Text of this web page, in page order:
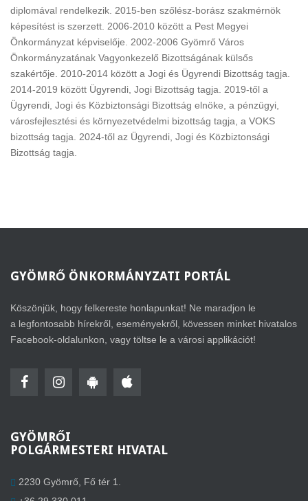
diplomával rendelkezik. 2015-ben szőlész-borász szakmérnök
képesítést is szerzett. 2006-2010 között a Pest Megyei
Önkormányzat képviselője. 2002-2006 Gyömrő Város
Önkormányzatának Vagyonkezelő Bizottságának külsős
szakértője. 2010-2014 között a Jogi és Ügyrendi Bizottság tagja.
2014-2019 között Ügyrendi, Jogi Bizottság tagja. 2019-től a
Ügyrendi, Jogi és Közbiztonsági Bizottság elnöke, a pénzügyi,
városfejlesztési és környezetvédelmi bizottság tagja, a VOKS
bizottság tagja. 2024-től az Ügyrendi, Jogi és Közbiztonsági
Bizottság tagja.
GYÖMRŐ ÖNKORMÁNYZATI PORTÁL
Köszönjük, hogy felkereste honlapunkat! Ne maradjon le
a legfontosabb hírekről, eseményekről, kövessen minket hivatalos
Facebook-oldalunkon, vagy töltse le a városi applikációt!
GYÖMRŐI
POLGÁRMESTERI HIVATAL
2230 Gyömrő, Fő tér 1.